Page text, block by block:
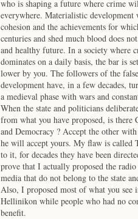
who is shaping a future where crime
everywhere. Materialistic development
cohesion and the achievements for
centuries and shed much blood does
and healthy future. In a society where
dominates on a daily basis, the bar is
lower by you. The followers of the
development have, in a few decades,
a medieval phase with wars and
When the state and politicians
from what you have proposed, is there
and Democracy ? Accept the other
he will accept yours. My flaw is called
to it, for decades they have been
prove that I actually proposed the
media that do not belong to the state
Also, I proposed most of what you see
Hellinikon while people who had no
benefit.